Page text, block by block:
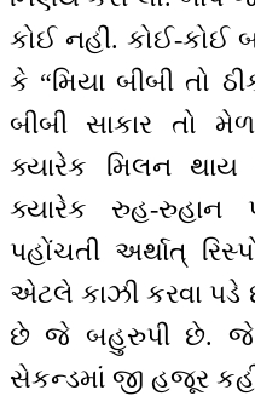
કોઈ નહીં. કોઈ-કોઈ
કે “મિયા બીબી તો
બીબી સાકાર તો
ક્યારેક મિલન
ક્યારેક રુહ-રુહાન
પહોંચતી અર્થાત્
એટલે કાઝી કરવા પડે
છે જે બહુરુપી છે.
સેકન્ડમાં જી હજૂર